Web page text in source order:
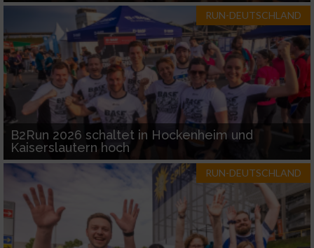
RUN-DEUTSCHLAND
B2Run 2026 schaltet in Hockenheim und
Kaiserslautern hoch
RUN-DEUTSCHLAND